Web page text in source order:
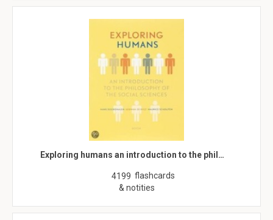
Exploring humans an introduction to the phil…
4199 flashcards
& notities